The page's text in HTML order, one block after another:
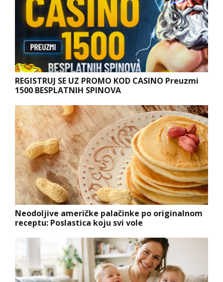
REGISTRUJ SE UZ PROMO KOD CASINO Preuzmi
1500 BESPLATNIH SPINOVA
Neodoljive američke palačinke po originalnom
receptu: Poslastica koju svi vole